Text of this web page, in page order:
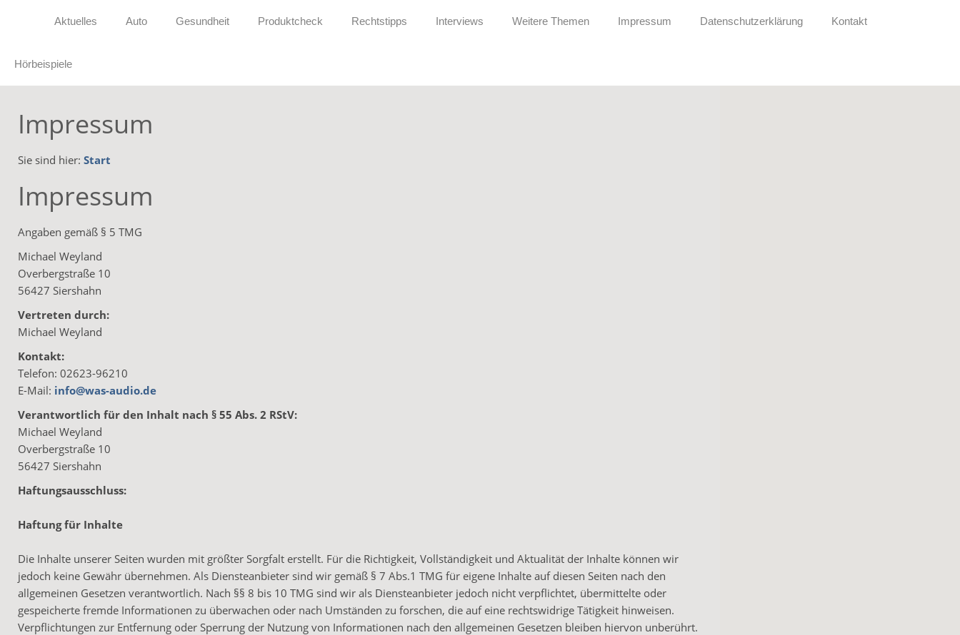
Aktuelles Auto Gesundheit Produktcheck Rechtstipps Interviews Weitere Themen Impressum Datenschutzerklärung Kontakt
Hörbeispiele
Impressum
Sie sind hier: Start
Impressum
Angaben gemäß § 5 TMG
Michael Weyland
Overbergstraße 10
56427 Siershahn
Vertreten durch:
Michael Weyland
Kontakt:
Telefon: 02623-96210
E-Mail: info@was-audio.de
Verantwortlich für den Inhalt nach § 55 Abs. 2 RStV:
Michael Weyland
Overbergstraße 10
56427 Siershahn
Haftungsausschluss:
Haftung für Inhalte
Die Inhalte unserer Seiten wurden mit größter Sorgfalt erstellt. Für die Richtigkeit, Vollständigkeit und Aktualität der Inhalte können wir
jedoch keine Gewähr übernehmen. Als Diensteanbieter sind wir gemäß § 7 Abs.1 TMG für eigene Inhalte auf diesen Seiten nach den
allgemeinen Gesetzen verantwortlich. Nach §§ 8 bis 10 TMG sind wir als Diensteanbieter jedoch nicht verpflichtet, übermittelte oder
gespeicherte fremde Informationen zu überwachen oder nach Umständen zu forschen, die auf eine rechtswidrige Tätigkeit hinweisen.
Verpflichtungen zur Entfernung oder Sperrung der Nutzung von Informationen nach den allgemeinen Gesetzen bleiben hiervon unberührt.